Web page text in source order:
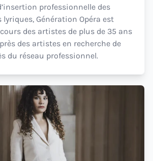
professionnelle des
Génération Opéra est
des artistes de plus de 35 ans
des artistes en recherche de
du réseau professionnel.